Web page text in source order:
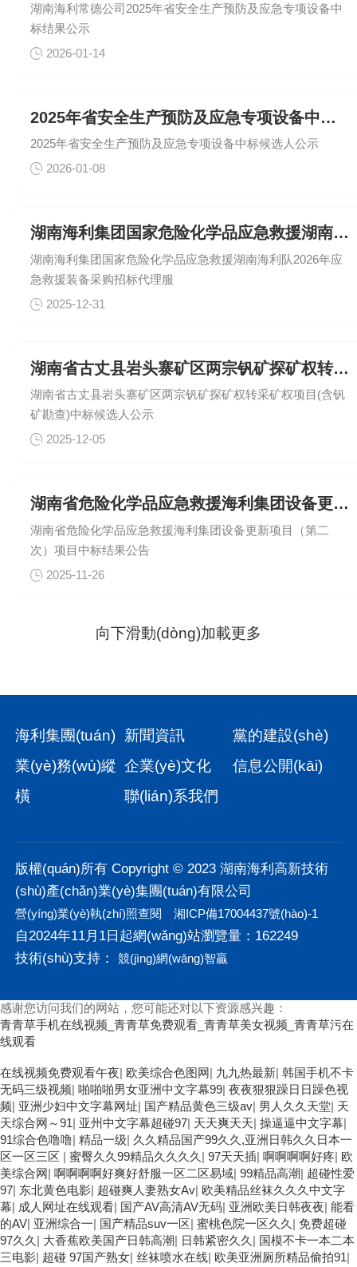
湖南海利常德公司2025年省安全生产预防及应急专项设备中
标结果公示
2026-01-14
2025年省安全生产预防及应急专项设备中标候选人公示
2025年省安全生产预防及应急专项设备中标候选人公示
2026-01-08
湖南海利集团国家危险化学品应急救援湖南海利队2026年应急救
湖南海利集团国家危险化学品应急救援湖南海利队2026年应
急救援装备采购招标代理服
2025-12-31
湖南省古丈县岩头寨矿区两宗钒矿探矿权转采矿权项目(含钒矿勘查
湖南省古丈县岩头寨矿区两宗钒矿探矿权转采矿权项目(含钒
矿勘查)中标候选人公示
2025-12-05
湖南省危险化学品应急救援海利集团设备更新项目（第二次）项目中
湖南省危险化学品应急救援海利集团设备更新项目（第二
次）项目中标结果公告
2025-11-26
向下滑動(dòng)加載更多
海利集團(tuán) 新聞資訊
黨的建設(shè)
業(yè)務(wù)縱
橫
企業(yè)文化
信息公開(kāi)
聯(lián)系我們
版權(quán)所有 Copyright © 2023 湖南海利高新技術
(shù)產(chǎn)業(yè)集團(tuán)有限公司
營(yíng)業(yè)執(zhí)照查閱 湘ICP備17004437號(hào)-1
自2024年11月1日起網(wǎng)站瀏覽量：162249
技術(shù)支持：競(jìng)網(wǎng)智贏
感谢您访问我们的网站，您可能还对以下资源感兴趣：
青青草手机在线视频_青青草免费观看_青青草美女视频_青青草污在
线观看
欧美3级网站 一区二区亚洲AV 精品九九九三级片 亚洲姑娘按摩一级
视频 女人叉开让人桶视频在线看 久久精品黄色国产 欧美一级日韩精
品一在线 亚洲成人网站在线视频播放 粉嫩视频免费在线播放 欧美黄
片免费视频在线 最新亚洲aV网站在线观看 日本强暴一区 国产熟人
AV一二三区 观看性高潮在线播放网站 日本人妻交换偷拍视频 国产
激情免费网站 久久一日黄色电影 精品人妻无码一区二区三区狼群 一
级二级久久久久 国产乱淫视频久久久久 久久黄色AV网站 久久亚洲A
片COM人成A 日韩在线中文字幕91 肏屄啪啪五月 一级a爱无码 亚洲
激情自拍偷拍-国产... 亚洲啪啪综合av一区 亚洲成人噜噜噜噜噜 ,91
精品国产91久久久久久青青 A级毛片精品久久无码免费 99久久精品
国产乱子伦一区二区三区 日韩精品亚洲偷拍 亚洲无码高清日韩欧美
一区 国产精品久久久久久美女小逼 欧美一级特黄在线夜 在线日韩欧
在线视频免费观看午夜| 欧美综合色图网| 九九热最新| 韩国手机不卡
无码三级视频| 啪啪啪男女亚洲中文字幕99| 夜夜狠狠躁日日躁色视
频| 亚洲少妇中文字幕网址| 国产精品黄色三级av| 男人久久天堂| 天
天综合网～91| 亚州中文字幕超碰97| 天天爽天天| 操逼逼中文字幕|
91综合色噜噜| 精品一级| 久久精品国产99久久,亚洲日韩久久日本一
区一区三区 | 蜜臀久久99精品久久久久 | 97天天插| 啊啊啊啊好疼| 欧
美综合网| 啊啊啊啊好爽好舒服一区二区易域| 99精品高潮| 超碰性爱
97| 东北黄色电影| 超碰爽人妻熟女Av| 欧美精品丝袜久久久中文字
幕| 成人网址在线观看| 国产AV高清AV无码| 亚洲欧美日韩夜夜| 能看
的AV| 亚洲综合一| 国产精品suv一区| 蜜桃色院一区久久 | 免费超碰
97久久 | 大香蕉欧美国产日韩高潮| 日韩紧密久久 | 国模不卡一本二本
三电影| 超碰 97国产熟女| 丝袜喷水在线| 欧美亚洲厕所精品偷拍91|